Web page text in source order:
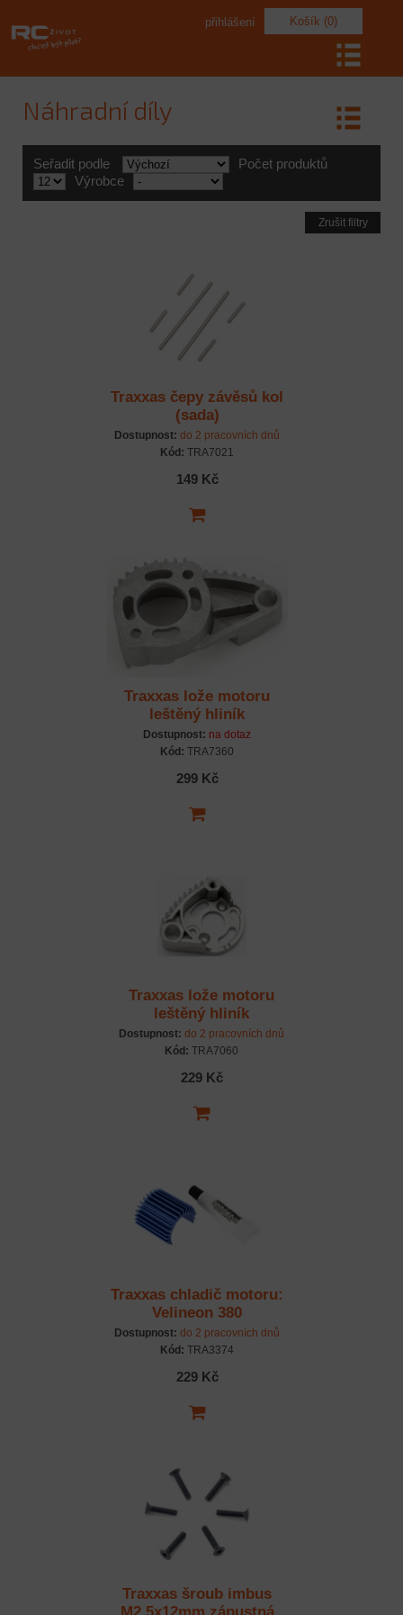
Košík (0)
přihlášení
Náhradní díly
Seřadit podle
Počet produktů
Výrobce
Zrušit filtry
Traxxas čepy závěsů kol
(sada)
Dostupnost: do 2 pracovních dnů
Kód: TRA7021
149 Kč
Traxxas lože motoru
leštěný hliník
Dostupnost: na dotaz
Kód: TRA7360
299 Kč
Traxxas lože motoru
leštěný hliník
Dostupnost: do 2 pracovních dnů
Kód: TRA7060
229 Kč
Traxxas chladič motoru:
Velineon 380
Dostupnost: do 2 pracovních dnů
Kód: TRA3374
229 Kč
Traxxas šroub imbus